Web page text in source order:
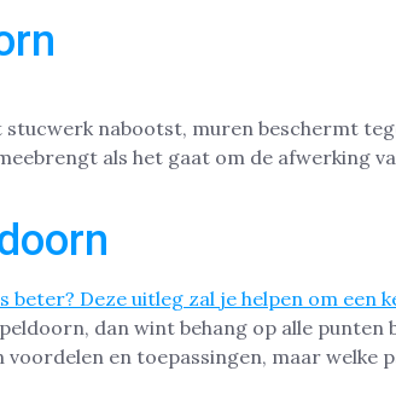
nabootst, muren beschermt
als het gaat om de afwerking
dan wint behang op alle
en toepassingen, maar welke